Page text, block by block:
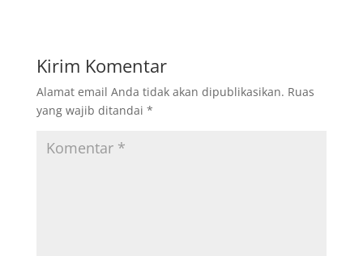
Kirim Komentar
Alamat email Anda tidak akan dipublikasikan. Ruas
yang wajib ditandai *